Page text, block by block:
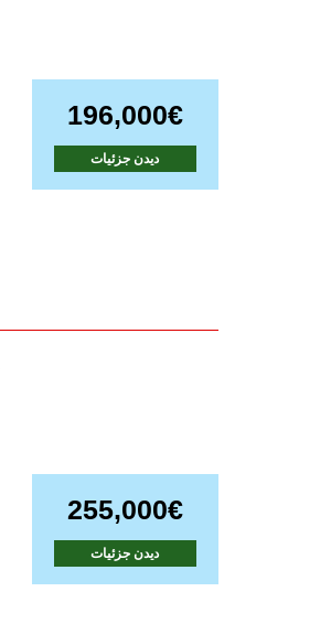
196,000€
دیدن جزئیات
255,000€
دیدن جزئیات